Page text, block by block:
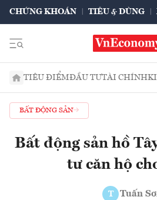
CHỨNG KHOÁN TIÊU & DÙNG
TIÊU ĐIỂMĐẦU TƯTÀI CHÍNH
BẤT ĐỘNG SẢN
Bất động sản hồ
tư căn hộ
T Tuấn